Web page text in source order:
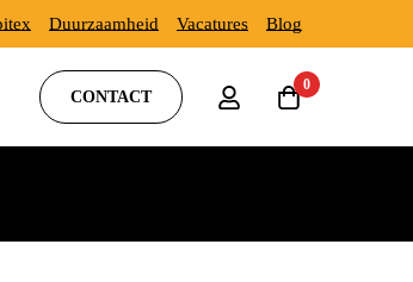
Duurzaamheid Vacatures Blog
CONTACT
0